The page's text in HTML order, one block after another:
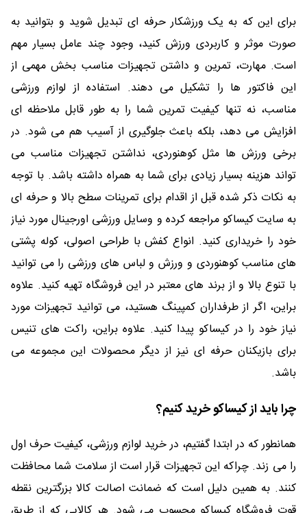
برای این که به یک ورزشکار حرفه ای تبدیل شوید و بتوانید به
صورت موثر و کاربردی ورزش کنید، وجود چند عامل بسیار مهم
است. مهارت، تمرین و داشتن تجهیزات مناسب بخش مهمی از
این فاکتور ها را تشکیل می دهند. استفاده از لوازم ورزشی
مناسب، نه تنها کیفیت تمرین شما را به طور قابل ملاحظه ای
افزایش می دهد، بلکه باعث جلوگیری از آسیب هم می شود. در
برخی ورزش ها مثل کوهنوردی، نداشتن تجهیزات مناسب می
تواند هزینه بسیار زیادی برای شما به همراه داشته باشد. با توجه
به نکات ذکر شده قبل از اقدام برای تمرینات سطح بالا و حرفه ای
به سایت کیساکو مراجعه کرده و وسایل ورزشی اورجینال مورد نیاز
خود را خریداری کنید. انواع کفش با طراحی اصولی، کوله پشتی
های مناسب کوهنوردی و ورزش و لباس های ورزشی را می توانید
با تنوع بالا و از برند های معتبر در این فروشگاه تهیه کنید. علاوه
براین، اگر از طرفداران کمپینگ هستید، می توانید تجهیزات مورد
نیاز خود را در کیساکو پیدا کنید. علاوه براین، راکت های تنیس
برای بازیکنان حرفه ای نیز از دیگر محصولات این مجموعه می
باشد.
چرا باید از کیساکو خرید کنیم؟
همانطور که در ابتدا گفتیم، در خرید لوازم ورزشی، کیفیت حرف اول
را می زند. چراکه این تجهیزات قرار است از سلامت شما محافظت
کنند. به همین دلیل است که ضمانت اصالت کالا بزرگترین نقطه